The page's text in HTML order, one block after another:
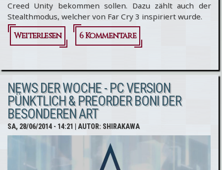
Creed Unity bekommen sollen. Dazu zählt auch der
Stealthmodus, welcher von Far Cry 3 inspiriert wurde.
Weiterlesen
über
Amancio
erzählt im
Interview
vom
und mehr
6 Kommentare
NEWS DER WOCHE - PC VERSION
PÜNKTLICH & PREORDER BONI DER
BESONDEREN ART
SA, 28/06/2014 - 14:21 | AUTOR: SHIRAKAWA